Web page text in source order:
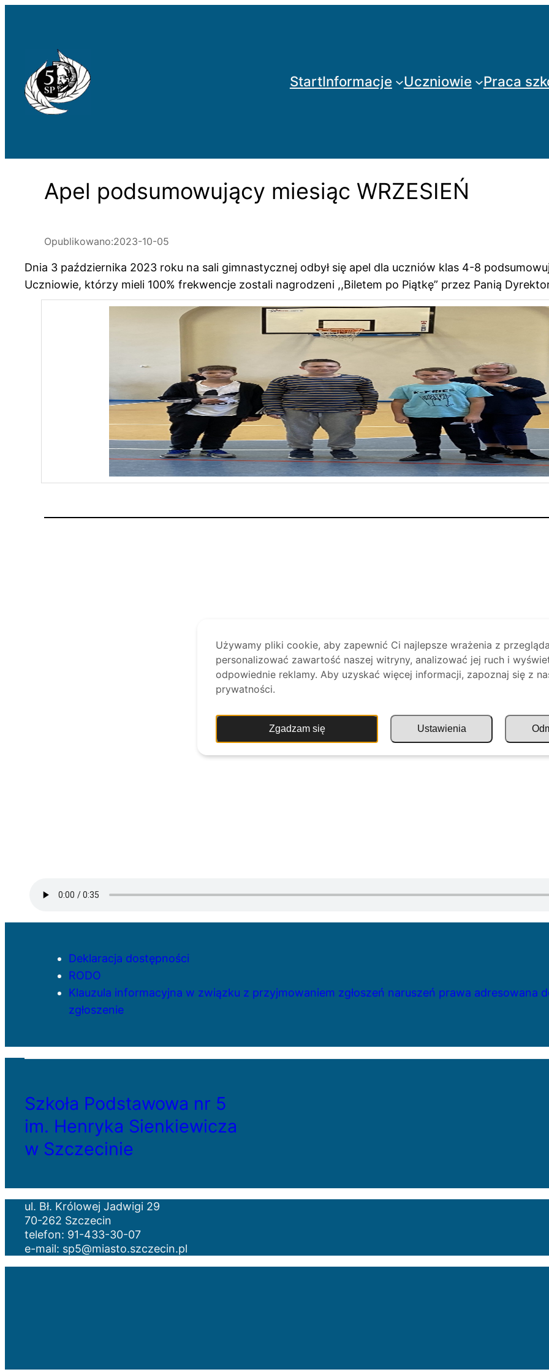
StartInformacje Uczniowie Praca
Apel podsumowujący miesiąc WRZESIEŃ
Opublikowano:2023-10-05
Dnia 3 października 2023 roku na sali gimnastycznej odbył się apel dla uczniów klas 4-8
Uczniowie, którzy mieli 100% frekwencje zostali nagrodzeni ,,Biletem po Piątkę” przez Panią
Deklaracja dostępności
RODO
Klauzula informacyjna w związku z przyjmowaniem zgłoszeń naruszeń prawa
zgłoszenie
Szkoła Podstawowa nr 5
im. Henryka Sienkiewicza
w Szczecinie
ul. Bł. Królowej Jadwigi 29
70-262 Szczecin
telefon: 91-433-30-07
e-mail: sp5@miasto.szczecin.pl
Używamy pliki cookie, aby zapewnić Ci najlepsze wrażenia z
personalizować zawartość naszej witryny, analizować jej ruch i
odpowiednie reklamy. Aby uzyskać więcej informacji, zapoznaj się z
prywatności.
Zgadzam się Ustawienia